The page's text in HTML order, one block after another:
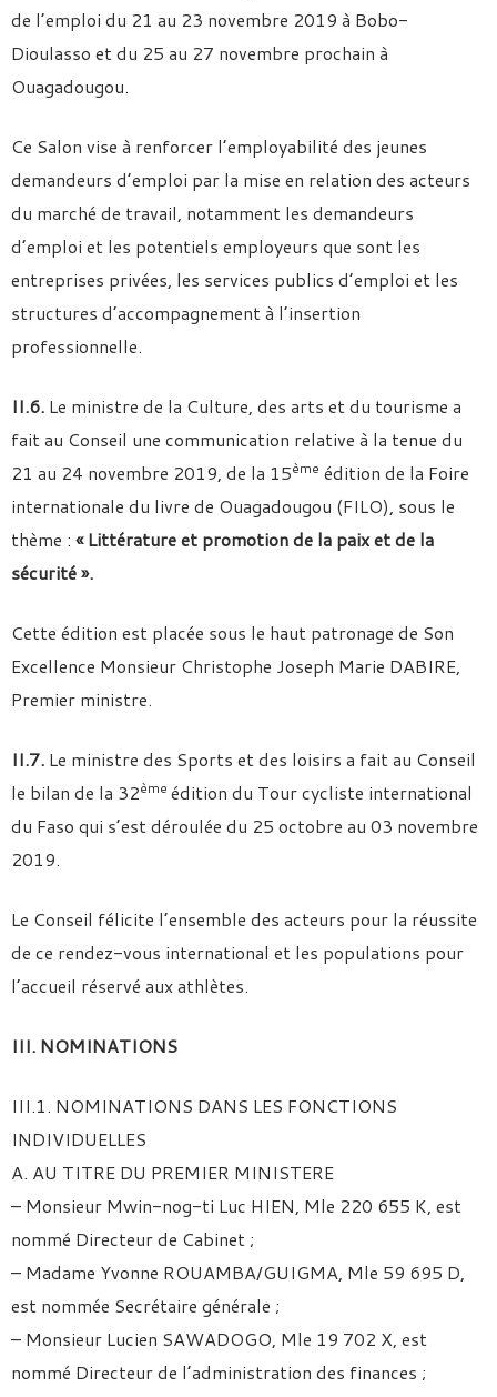
de l’emploi du 21 au 23 novembre 2019 à Bobo-
Dioulasso et du 25 au 27 novembre prochain à
Ouagadougou.
Ce Salon vise à renforcer l’employabilité des jeunes
demandeurs d’emploi par la mise en relation des acteurs
du marché de travail, notamment les demandeurs
d’emploi et les potentiels employeurs que sont les
entreprises privées, les services publics d’emploi et les
structures d’accompagnement à l’insertion
professionnelle.
II.6. Le ministre de la Culture, des arts et du tourisme a
fait au Conseil une communication relative à la tenue du
21 au 24 novembre 2019, de la 15ème édition de la Foire
internationale du livre de Ouagadougou (FILO), sous le
thème : « Littérature et promotion de la paix et de la
sécurité ».
Cette édition est placée sous le haut patronage de Son
Excellence Monsieur Christophe Joseph Marie DABIRE,
Premier ministre.
II.7. Le ministre des Sports et des loisirs a fait au Conseil
le bilan de la 32ème édition du Tour cycliste international
du Faso qui s’est déroulée du 25 octobre au 03 novembre
2019.
Le Conseil félicite l’ensemble des acteurs pour la réussite
de ce rendez-vous international et les populations pour
l’accueil réservé aux athlètes.
III. NOMINATIONS
III.1. NOMINATIONS DANS LES FONCTIONS
INDIVIDUELLES
A. AU TITRE DU PREMIER MINISTERE
– Monsieur Mwin-nog-ti Luc HIEN, Mle 220 655 K, est
nommé Directeur de Cabinet ;
– Madame Yvonne ROUAMBA/GUIGMA, Mle 59 695 D,
est nommée Secrétaire générale ;
– Monsieur Lucien SAWADOGO, Mle 19 702 X, est
nommé Directeur de l’administration des finances ;